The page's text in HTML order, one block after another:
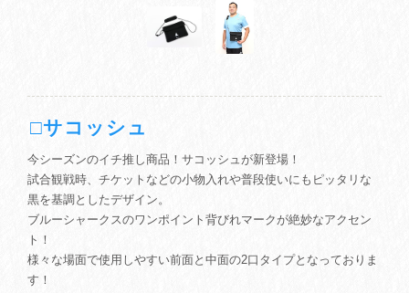
□サコッシュ
今シーズンのイチ推し商品！サコッシュが新登場！
試合観戦時、チケットなどの小物入れや普段使いにもピッタリな
黒を基調としたデザイン。
ブルーシャークスのワンポイント背びれマークが絶妙なアクセン
ト！
様々な場面で使用しやすい前面と中面の2口タイプとなっておりま
す！